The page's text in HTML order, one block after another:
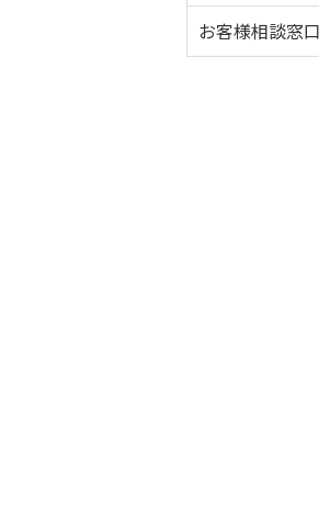
お客様相談窓口